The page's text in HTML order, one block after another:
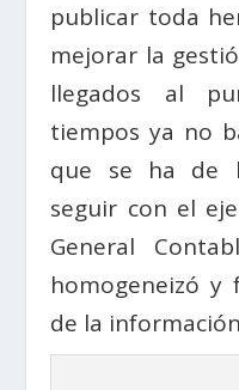
publicar toda
mejorar la
llegados al
tiempos ya no
que se ha de
seguir con el
General
homogeneizó y
de la